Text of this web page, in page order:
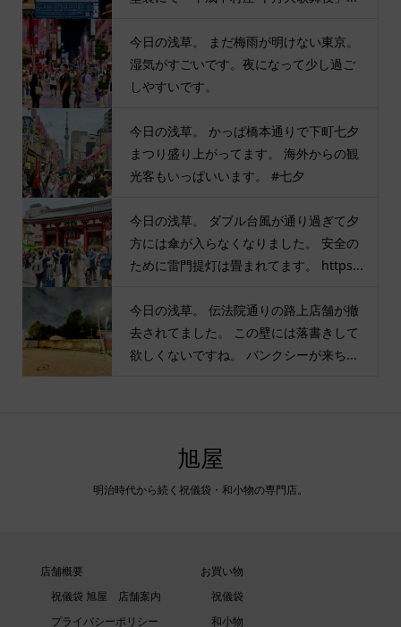
今日の浅草。 まだ梅雨が明けない東京。
湿気がすごいです。夜になって少し過ご
しやすいです。
今日の浅草。 かっぱ橋本通りで下町七夕
まつり盛り上がってます。 海外からの観
光客もいっぱいいます。 #七夕
今日の浅草。 ダブル台風が通り過ぎて夕
方には傘が入らなくなりました。 安全の
ために雷門提灯は畳まれてます。 https...
今日の浅草。 伝法院通りの路上店舗が撤
去されてました。 この壁には落書きして
欲しくないですね。 バンクシーが来ち...
旭屋
明治時代から続く祝儀袋・和小物の専門店。
店舗概要
祝儀袋 旭屋 店舗案内
プライバシーポリシー
お買い物
祝儀袋
和小物